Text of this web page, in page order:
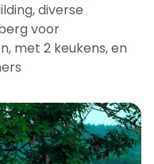
diverse
voor
met 2 keukens, en